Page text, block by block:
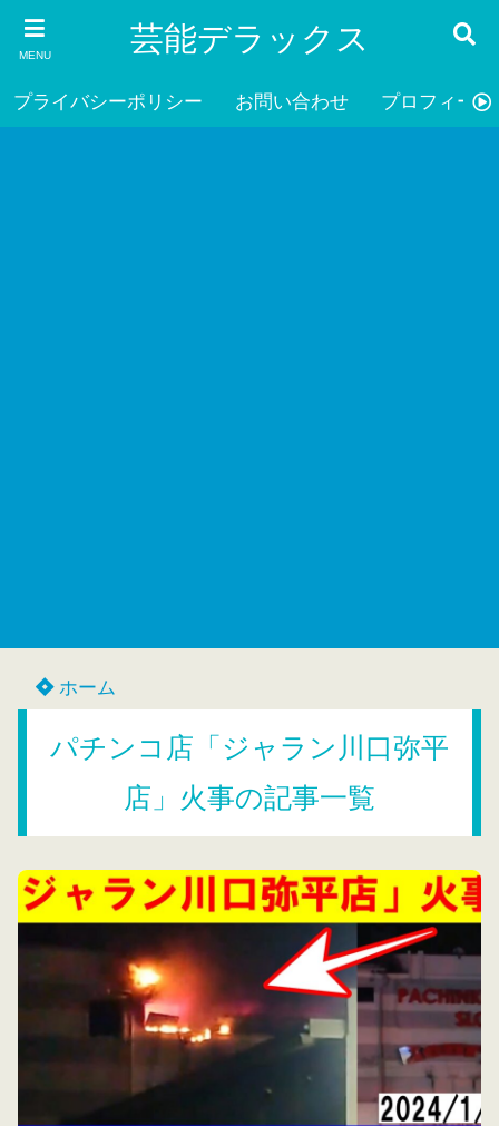
MENU 芸能デラックス
プライバシーポリシー お問い合わせ プロフィール
ホーム
パチンコ店「ジャラン川口弥平
店」火事の記事一覧